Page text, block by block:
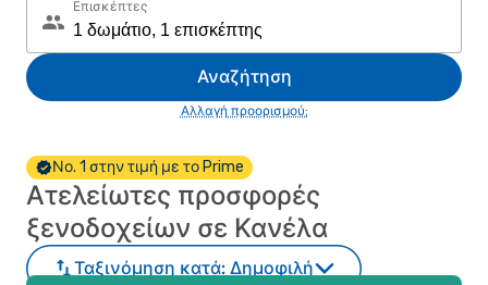
Επισκέπτες
Αναζήτηση
Αλλαγή προορισμού;
Νο. 1 στην τιμή με το Prime
Ατελείωτες προσφορές
ξενοδοχείων σε Κανέλα
Ταξινόμηση κατά: Δημοφιλή